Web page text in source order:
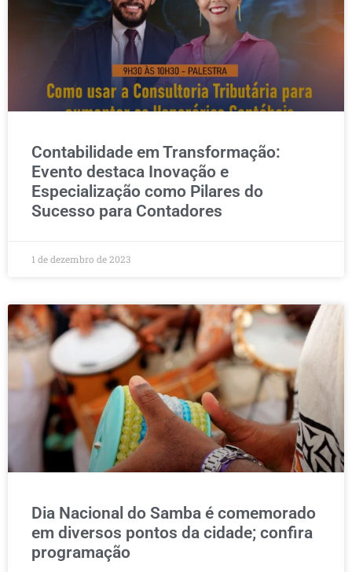
Contabilidade em Transformação:
Evento destaca Inovação e
Especialização como Pilares do
Sucesso para Contadores
1 de dezembro de 2023
Dia Nacional do Samba é comemorado
em diversos pontos da cidade; confira
programação